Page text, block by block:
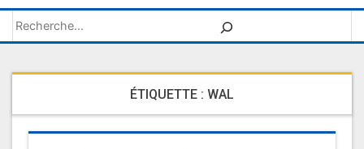
Rechercher
ÉTIQUETTE : WAL